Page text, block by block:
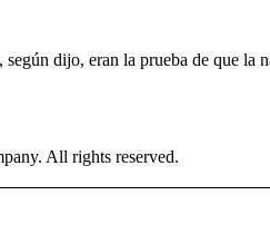
dijo, eran la prueba de que la
All rights reserved.
RECEIVE NOTIFICATIONS ABOUT NEW